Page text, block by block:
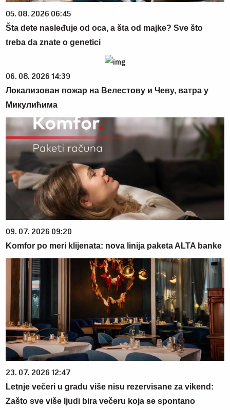
05. 08. 2026 06:45
Šta dete nasleđuje od oca, a šta od majke? Sve što
treba da znate o genetici
06. 08. 2026 14:39
Локализован пожар на Велестову и Чеву, ватра у
Микулићима
09. 07. 2026 09:20
Komfor po meri klijenata: nova linija paketa ALTA banke
23. 07. 2026 12:47
Letnje večeri u gradu više nisu rezervisane za vikend:
Zašto sve više ljudi bira večeru koja se spontano